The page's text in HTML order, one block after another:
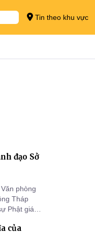
Tin theo khu vực
đạo Sở
phòng
Tháp
Phật giáo
Sở Nội
của